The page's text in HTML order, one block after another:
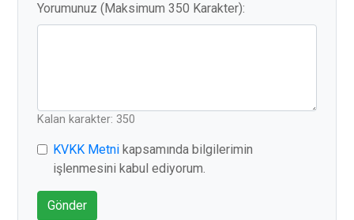
Yorumunuz (Maksimum 350 Karakter):
Kalan karakter: 350
KVKK Metni kapsamında bilgilerimin
işlenmesini kabul ediyorum.
Gönder